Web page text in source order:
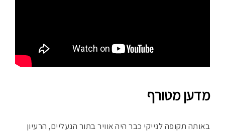
מדען מטורף
באותה תקופה לנייקי כבר היה אוויר בתור הנעליים, הרעיון